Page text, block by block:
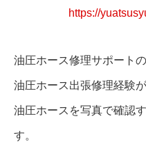
https://
油圧ホース修理サポート
油圧ホース出張修理経験
油圧ホースを写真で確認
す。